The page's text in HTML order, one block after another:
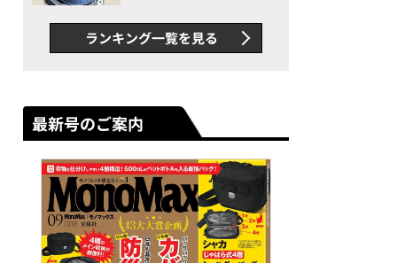
新ムーブメントの衝撃
ランキング一覧を見る
最新号のご案内